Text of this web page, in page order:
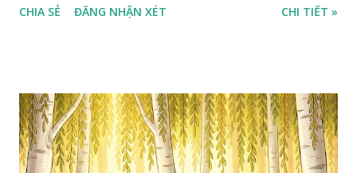
CHIA SẺ ĐĂNG NHẬN XÉT CHI TIẾT »